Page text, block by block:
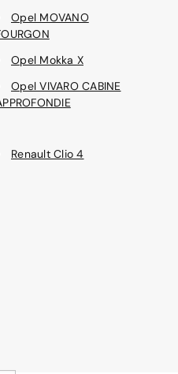
Opel MOVANO
Opel Mokka X
Opel VIVARO CABINE
Renault Clio 4